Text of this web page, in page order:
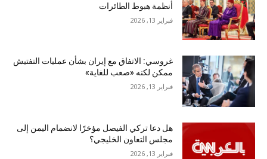
أنظمة هبوط الطائرات
فبراير 13, 2026
غروسي: الاتفاق مع إيران بشأن عمليات التفتيش
ممكن لكنه «صعب للغاية»
فبراير 13, 2026
هل دعا تركي الفيصل مؤخرًا لانضمام اليمن إلى
مجلس التعاون الخليجي؟
فبراير 13, 2026